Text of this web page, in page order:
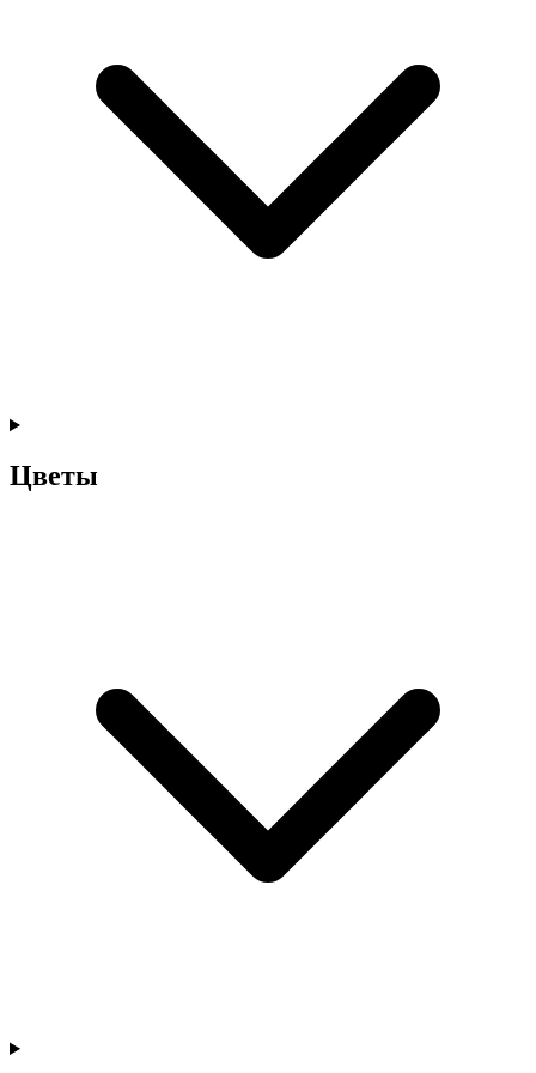
Цветы